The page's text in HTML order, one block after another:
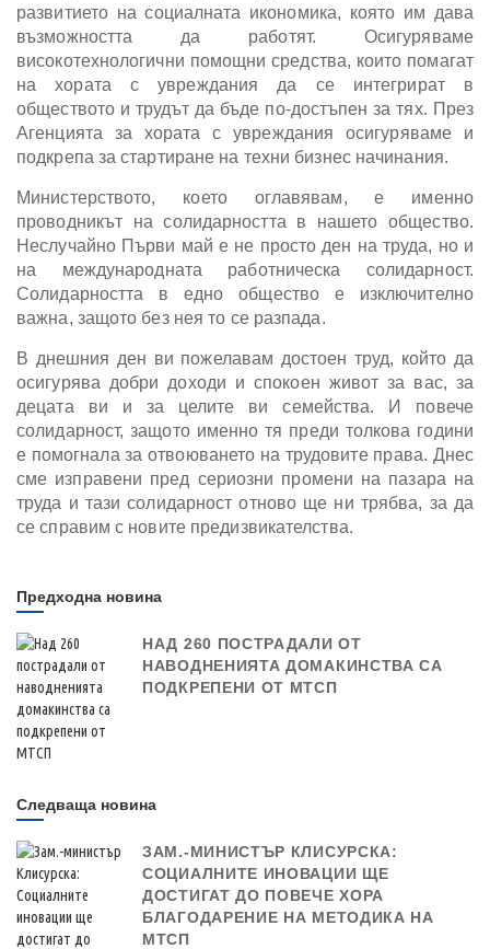
развитието на социалната икономика, която им дава
възможността да работят. Осигуряваме
високотехнологични помощни средства, които помагат
на хората с увреждания да се интегрират в
обществото и трудът да бъде по-достъпен за тях. През
Агенцията за хората с увреждания осигуряваме и
подкрепа за стартиране на техни бизнес начинания.
Министерството, което оглавявам, е именно
проводникът на солидарността в нашето общество.
Неслучайно Първи май е не просто ден на труда, но и
на международната работническа солидарност.
Солидарността в едно общество е изключително
важна, защото без нея то се разпада.
В днешния ден ви пожелавам достоен труд, който да
осигурява добри доходи и спокоен живот за вас, за
децата ви и за целите ви семейства. И повече
солидарност, защото именно тя преди толкова години
е помогнала за отвоюването на трудовите права. Днес
сме изправени пред сериозни промени на пазара на
труда и тази солидарност отново ще ни трябва, за да
се справим с новите предизвикателства.
Предходна новина
НАД 260 ПОСТРАДАЛИ ОТ
НАВОДНЕНИЯТА ДОМАКИНСТВА СА
ПОДКРЕПЕНИ ОТ МТСП
Следваща новина
ЗАМ.-МИНИСТЪР КЛИСУРСКА:
СОЦИАЛНИТЕ ИНОВАЦИИ ЩЕ
ДОСТИГАТ ДО ПОВЕЧЕ ХОРА
БЛАГОДАРЕНИЕ НА МЕТОДИКА НА
МТСП